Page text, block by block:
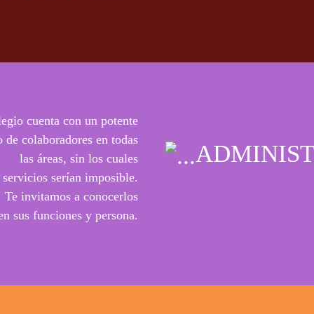
cuenta con un potente
de colaboradores en todas
las áreas, sin los cuales
serían imposible.
Te invitamos a conocerlos
sus funciones y persona.